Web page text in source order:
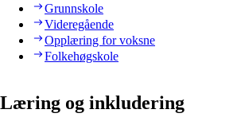
Grunnskole
Videregående
Opplæring for voksne
Folkehøgskole
Læring og inkludering